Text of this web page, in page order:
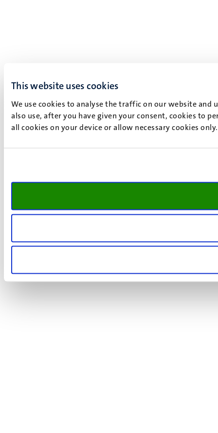
This website uses cookies
We use cookies to analyse the traffic on our website and
also use, after you have given your consent, cookies to
all cookies on your device or allow necessary cookies